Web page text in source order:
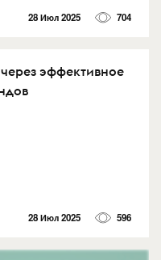
28 Июл 2025 704
эффективное
28 Июл 2025 596